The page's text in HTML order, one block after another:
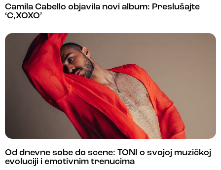
Camila Cabello objavila novi album: Preslušajte
‘C,XOXO’
Od dnevne sobe do scene: TONI o svojoj muzičkoj
evoluciji i emotivnim trenucima